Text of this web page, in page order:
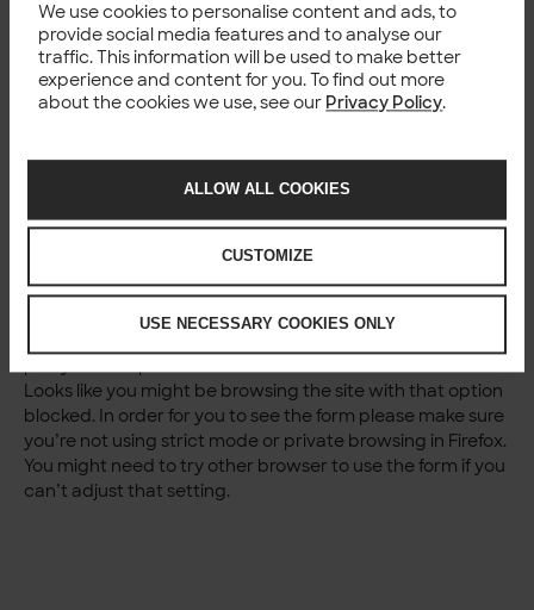
We use cookies to personalise content and ads, to
provide social media features and to analyse our
traffic. This information will be used to make better
experience and content for you. To find out more
about the cookies we use, see our Privacy Policy.
ALLOW ALL COOKIES
CUSTOMIZE
USE NECESSARY COOKIES ONLY
Katso webinaari
Ooops.
Looks like you might be browsing the site with that option
blocked. In order for you to see the form please make sure
you’re not using strict mode or private browsing in Firefox.
You might need to try other browser to use the form if you
can’t adjust that setting.